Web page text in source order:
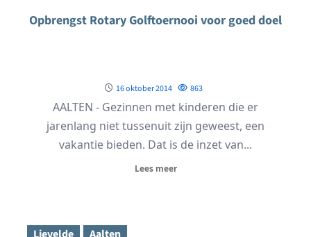
Opbrengst Rotary Golftoernooi voor goed doel
16 oktober 2014 863
AALTEN - Gezinnen met kinderen die er
jarenlang niet tussenuit zijn geweest, een
vakantie bieden. Dat is de inzet van...
Lees meer